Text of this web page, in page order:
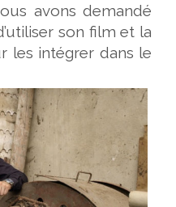
avons demandé
son film et la
les intégrer dans le